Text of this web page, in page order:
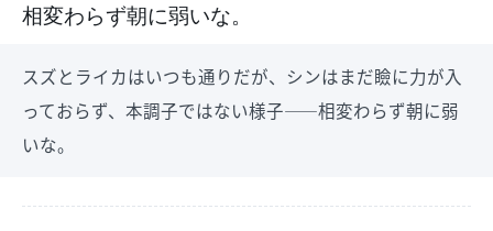
相変わらず朝に弱いな。
スズとライカはいつも通りだが、シンはまだ瞼に力が入
っておらず、本調子ではない様子――相変わらず朝に弱
いな。